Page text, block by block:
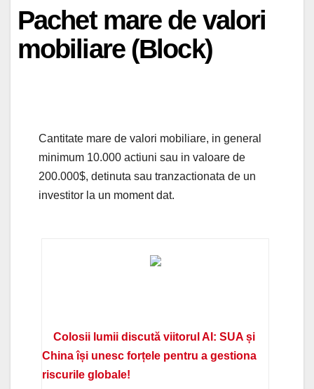
Pachet mare de valori
mobiliare (Block)
Cantitate mare de valori mobiliare, in general
minimum 10.000 actiuni sau in valoare de
200.000$, detinuta sau tranzactionata de un
investitor la un moment dat.
Colosii lumii discută viitorul AI: SUA și
China își unesc forțele pentru a gestiona
riscurile globale!